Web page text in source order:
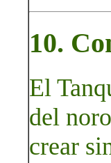
10.
El
del
crear